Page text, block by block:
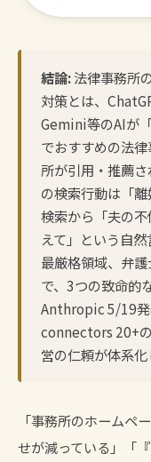
結論:法律事務所
対策とは、
Gemini等のAIが
でおすすめの法
所が引用・推薦
の検索行動は「
検索から「夫の
えて」という自
最厳格領域、弁
で、3つの致命的
Anthropic 5/19
connectors 20+
営の仁頼が体系化
「事務所のホームペ
せが減っている」「